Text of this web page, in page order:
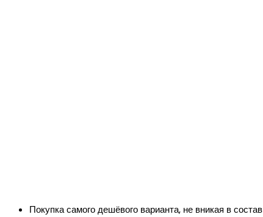
Покупка самого дешёвого варианта, не вникая в состав